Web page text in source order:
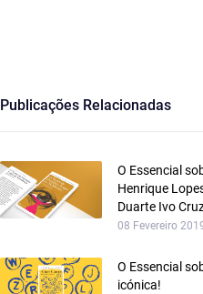
Publicações Relacionadas
O Essencial
Henrique
Duarte Ivo
08 Fevereiro
O Essencial
icónica!